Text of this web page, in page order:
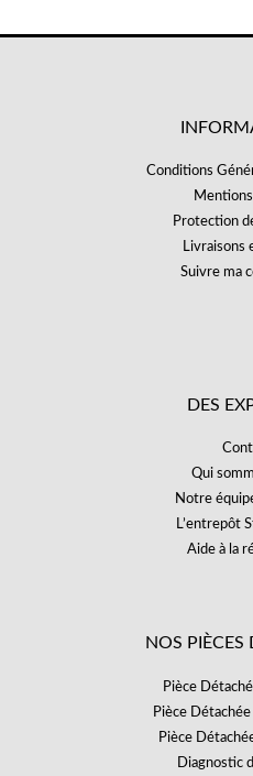
Conditions
Protection
Livraisons
Suivre ma
DES
Qui
Notre
L’entrepôt
Aide à la
NOS PIÈCES
Pièce
Pièce
Pièce
Diagnostic